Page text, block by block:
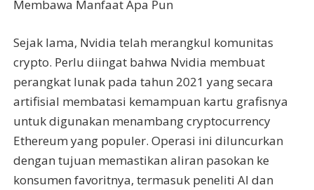
Sejak lama, Nvidia telah merangkul komunitas
crypto. Perlu diingat bahwa Nvidia membuat
perangkat lunak pada tahun 2021 yang secara
artifisial membatasi kemampuan kartu grafisnya
untuk digunakan menambang cryptocurrency
Ethereum yang populer. Operasi ini diluncurkan
dengan tujuan memastikan aliran pasokan ke
konsumen favoritnya, termasuk peneliti AI dan